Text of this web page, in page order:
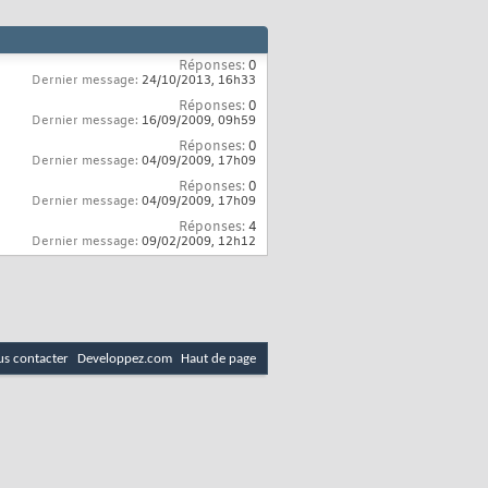
Réponses:0
Dernier message: 24/10/2013, 16h33
Réponses:0
Dernier message: 16/09/2009, 09h59
Réponses:0
Dernier message: 04/09/2009, 17h09
Réponses:0
Dernier message: 04/09/2009, 17h09
Réponses:4
Dernier message: 09/02/2009, 12h12
contacter Developpez.com Haut de page